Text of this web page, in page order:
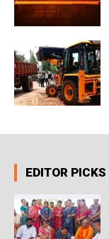
EDITOR PICKS